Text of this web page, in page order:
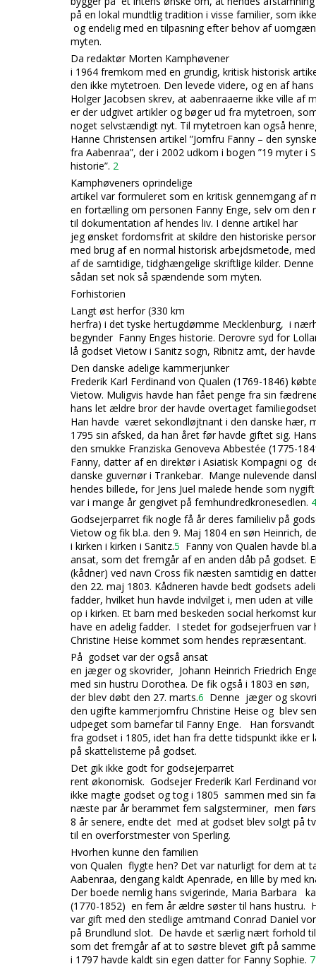
på en lokal mundtlig tradition i visse familier, som
og endelig med en tilpasning efter behov af
myten.
Da redaktør Morten Kamphøvener
i 1964 fremkom med en grundig, kritisk historisk
den ikke mytetroen. Den levede videre, og en af
Holger Jacobsen skrev, at aabenraaerne ikke ville af
er der udgivet artikler og bøger ud fra mytetroen,
noget selvstændigt nyt. Til mytetroen kan også
Hanne Christensen artikel ”Jomfru Fanny – den
fra Aabenraa”, der i 2002 udkom i bogen ”19 myter i
historie”. 2
Kamphøveners oprindelige
artikel var formuleret som en kritisk gennemgang af
en fortælling om personen Fanny Enge, selv om den
til dokumentation af hendes liv. I denne artikel har
jeg ønsket fordomsfrit at skildre den historiske
med brug af en normal historisk arbejdsmetode,
af de samtidige, tidghængelige skriftlige kilder.
sådan set nok så spændende som myten.
Forhistorien
Langt øst herfor (330 km
herfra) i det tyske hertugdømme Mecklenburg, i
begynder Fanny Enges historie. Derovre syd for
lå godset Vietow i Sanitz sogn, Ribnitz amt, der
Den danske adelige kammerjunker
Frederik Karl Ferdinand von Qualen (1769-1846)
Vietow. Muligvis havde han fået penge fra sin
hans let ældre bror der havde overtaget fa
Han havde været sekondløjtnant i den danske hær,
1795 sin afsked, da han året før havde giftet sig.
den smukke Franziska Genoveva Abbestée (1775-
Fanny, datter af en direktør i Asiatisk Kompagni og
danske guvernør i Trankebar. Mange nulevende
hendes billede, for Jens Juel malede hende som
var i mange år gengivet på femhundredkronesedlen. 4
Godsejerparret fik nogle få år deres familieliv på
Vietow og fik bl.a. den 9. Maj 1804 en søn Heinrich,
i kirken i kirken i Sanitz.5 Fanny von Qualen havde
ansat, som det fremgår af en anden dåb på godset.
(kådner) ved navn Cross fik næsten samtidig en
den 22. maj 1803. Kådneren havde bedt godsets
fadder, hvilket hun havde indvilget i, men uden at
op i kirken. Et barn med beskeden social herkomst
have en adelig fadder. I stedet for godsejerfruen
Christine Heise kommet som hendes repræsentant.
På godset var der også ansat
en jæger og skovrider, Johann Heinrich Friedrich
med sin hustru Dorothea. De fik også i 1803 en søn,
der blev døbt den 27. marts.6 Denne jæger og
den ugifte kammerjomfru Christine Heise og blev
udpeget som barnefar til Fanny Enge. Han
fra godset i 1805, idet han fra dette tidspunkt ikke
på skattelisterne på godset.
Det gik ikke godt for godsejerparret
rent økonomisk. Godsejer Frederik Karl Ferdinand
ikke magte godset og tog i 1805 sammen med sin
næste par år berammet fem salgsterminer, men
8 år senere, endte det med at godset blev solgt på
til en overforstmester von Sperling.
Hvorhen kunne den familien
von Qualen flygte hen? Det var naturligt for dem at
Aabenraa, dengang kaldt Apenrade, en lille by med
Der boede nemlig hans svigerinde, Maria Barbara
(1770-1852) en fem år ældre søster til hans hustru.
var gift med den stedlige amtmand Conrad Daniel
på Brundlund slot. De havde et særlig nært forhold
som det fremgår af at to søstre blevet gift på
i 1797 havde kaldt sin egen datter for Fanny Sophie. 7